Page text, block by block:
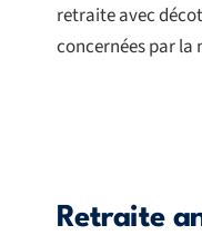
retraite avec
concernées par la
Retraite